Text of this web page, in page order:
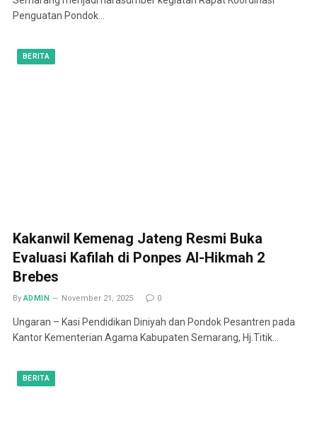
Penguatan Pondok…
BERITA
Kakanwil Kemenag Jateng Resmi Buka
Evaluasi Kafilah di Ponpes Al-Hikmah 2
Brebes
By ADMIN November 21, 2025 0
Ungaran – Kasi Pendidikan Diniyah dan Pondok Pesantren pada
Kantor Kementerian Agama Kabupaten Semarang, Hj.Titik…
BERITA